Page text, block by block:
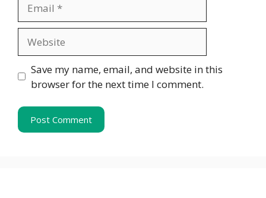
Save my name, email, and website in this
browser for the next time I comment.